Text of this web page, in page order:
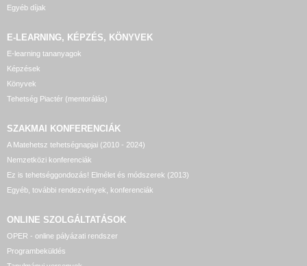
Egyéb díjak
E-LEARNING, KÉPZÉS, KÖNYVEK
E-learning tananyagok
Képzések
Könyvek
Tehetség Piactér (mentorálás)
SZAKMAI KONFERENCIÁK
A Matehetsz tehetségnapjai (2010 - 2024)
Nemzetközi konferenciák
Ez is tehetséggondozás! Elmélet és módszerek (2013)
Egyéb, további rendezvények, konferenciák
ONLINE SZOLGÁLTATÁSOK
OPER - online pályázati rendszer
Programbeküldés